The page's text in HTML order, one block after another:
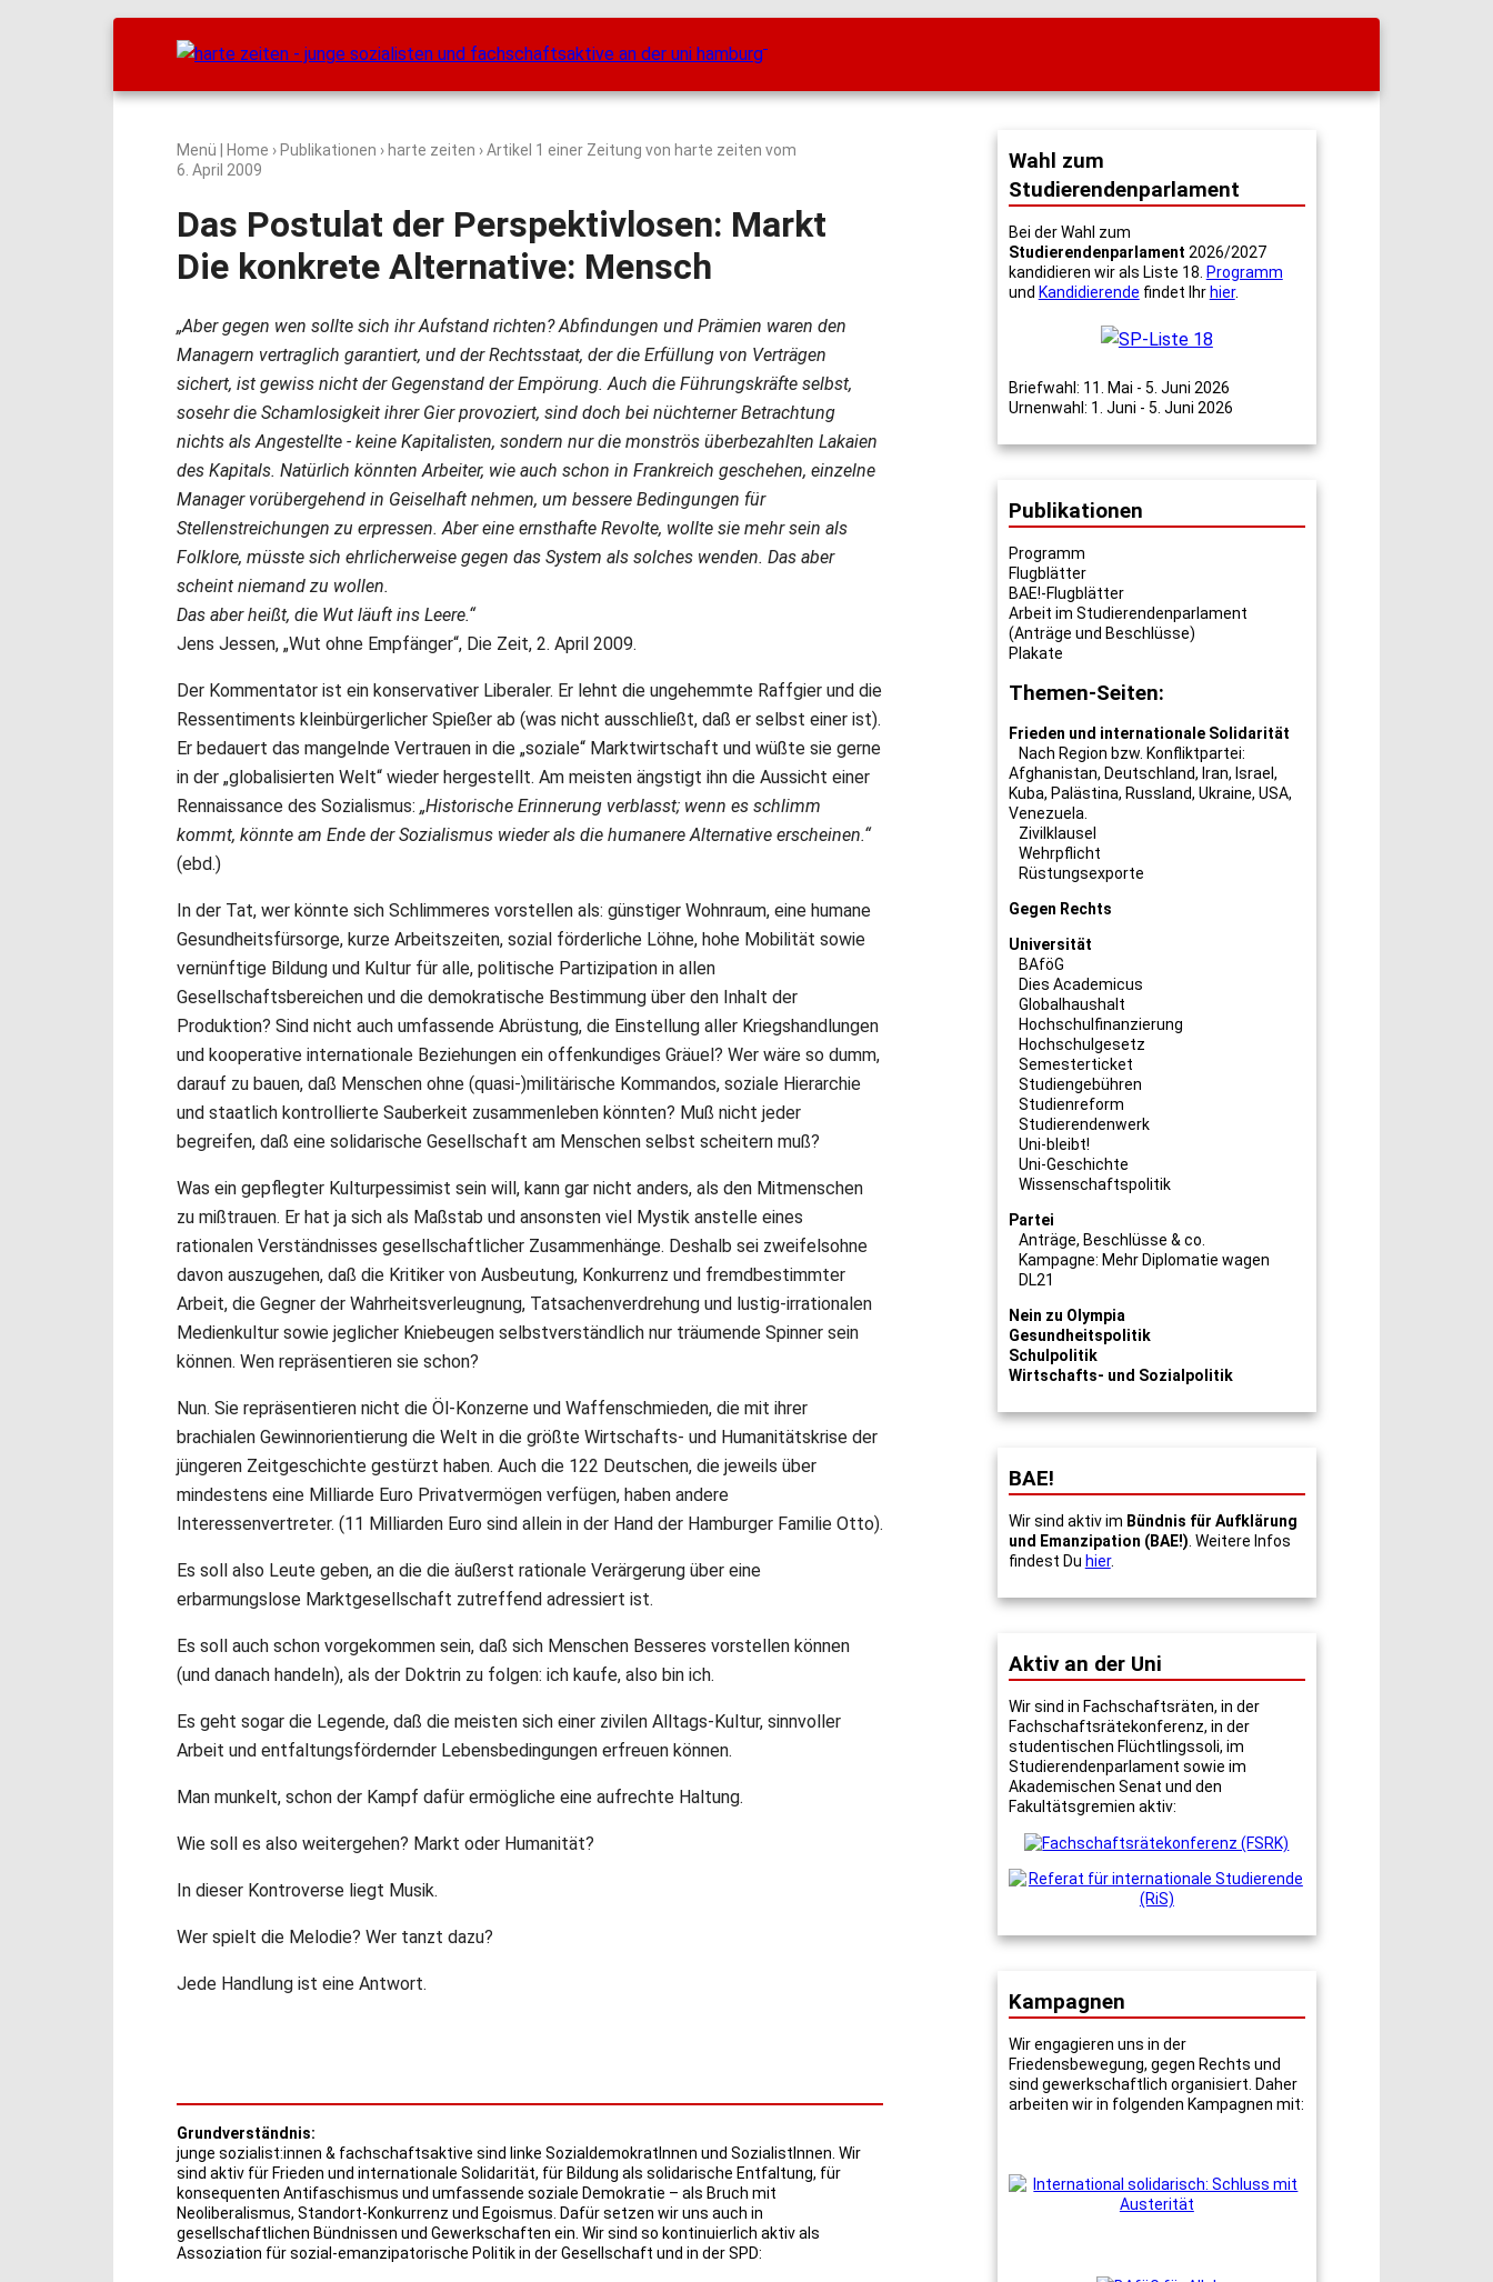
Menü Home › Publikationen › harte zeiten › Artikel 1 einer Zeitung von harte zeiten vom
6. April 2009
Das Postulat der Perspektivlosen: Markt
Die konkrete Alternative: Mensch
„Aber gegen wen sollte sich ihr Aufstand richten? Abfindungen und Prämien waren den
Managern vertraglich garantiert, und der Rechtsstaat, der die Erfüllung von Verträgen
sichert, ist gewiss nicht der Gegenstand der Empörung. Auch die Führungskräfte selbst,
sosehr die Schamlosigkeit ihrer Gier provoziert, sind doch bei nüchterner Betrachtung
nichts als Angestellte - keine Kapitalisten, sondern nur die monströs überbezahlten Lakaien
des Kapitals. Natürlich könnten Arbeiter, wie auch schon in Frankreich geschehen, einzelne
Manager vorübergehend in Geiselhaft nehmen, um bessere Bedingungen für
Stellenstreichungen zu erpressen. Aber eine ernsthafte Revolte, wollte sie mehr sein als
Folklore, müsste sich ehrlicherweise gegen das System als solches wenden. Das aber
scheint niemand zu wollen.
Das aber heißt, die Wut läuft ins Leere.“
Jens Jessen, „Wut ohne Empfänger“, Die Zeit, 2. April 2009.
Der Kommentator ist ein konservativer Liberaler. Er lehnt die ungehemmte Raffgier und die
Ressentiments kleinbürgerlicher Spießer ab (was nicht ausschließt, daß er selbst einer ist).
Er bedauert das mangelnde Vertrauen in die „soziale“ Marktwirtschaft und wüßte sie gerne
in der „globalisierten Welt“ wieder hergestellt. Am meisten ängstigt ihn die Aussicht einer
Rennaissance des Sozialismus: „Historische Erinnerung verblasst; wenn es schlimm
kommt, könnte am Ende der Sozialismus wieder als die humanere Alternative erscheinen.“
(ebd.)
In der Tat, wer könnte sich Schlimmeres vorstellen als: günstiger Wohnraum, eine humane
Gesundheitsfürsorge, kurze Arbeitszeiten, sozial förderliche Löhne, hohe Mobilität sowie
vernünftige Bildung und Kultur für alle, politische Partizipation in allen
Gesellschaftsbereichen und die demokratische Bestimmung über den Inhalt der
Produktion? Sind nicht auch umfassende Abrüstung, die Einstellung aller Kriegshandlungen
und kooperative internationale Beziehungen ein offenkundiges Gräuel? Wer wäre so dumm,
darauf zu bauen, daß Menschen ohne (quasi-)militärische Kommandos, soziale Hierarchie
und staatlich kontrollierte Sauberkeit zusammenleben könnten? Muß nicht jeder
begreifen, daß eine solidarische Gesellschaft am Menschen selbst scheitern muß?
Was ein gepflegter Kulturpessimist sein will, kann gar nicht anders, als den Mitmenschen
zu mißtrauen. Er hat ja sich als Maßstab und ansonsten viel Mystik anstelle eines
rationalen Verständnisses gesellschaftlicher Zusammenhänge. Deshalb sei zweifelsohne
davon auszugehen, daß die Kritiker von Ausbeutung, Konkurrenz und fremdbestimmter
Arbeit, die Gegner der Wahrheitsverleugnung, Tatsachenverdrehung und lustig-irrationalen
Medienkultur sowie jeglicher Kniebeugen selbstverständlich nur träumende Spinner sein
können. Wen repräsentieren sie schon?
Nun. Sie repräsentieren nicht die Öl-Konzerne und Waffenschmieden, die mit ihrer
brachialen Gewinnorientierung die Welt in die größte Wirtschafts- und Humanitätskrise der
jüngeren Zeitgeschichte gestürzt haben. Auch die 122 Deutschen, die jeweils über
mindestens eine Milliarde Euro Privatvermögen verfügen, haben andere
Interessenvertreter. (11 Milliarden Euro sind allein in der Hand der Hamburger Familie Otto).
Es soll also Leute geben, an die die äußerst rationale Verärgerung über eine
erbarmungslose Marktgesellschaft zutreffend adressiert ist.
Es soll auch schon vorgekommen sein, daß sich Menschen Besseres vorstellen können
(und danach handeln), als der Doktrin zu folgen: ich kaufe, also bin ich.
Es geht sogar die Legende, daß die meisten sich einer zivilen Alltags-Kultur, sinnvoller
Arbeit und entfaltungsfördernder Lebensbedingungen erfreuen können.
Man munkelt, schon der Kampf dafür ermögliche eine aufrechte Haltung.
Wie soll es also weitergehen? Markt oder Humanität?
In dieser Kontroverse liegt Musik.
Wer spielt die Melodie? Wer tanzt dazu?
Jede Handlung ist eine Antwort.
Grundverständnis:
junge sozialist:innen & fachschaftsaktive sind linke SozialdemokratInnen und SozialistInnen. Wir
sind aktiv für Frieden und internationale Solidarität, für Bildung als solidarische Entfaltung, für
konsequenten Antifaschismus und umfassende soziale Demokratie – als Bruch mit
Neoliberalismus, Standort-Konkurrenz und Egoismus. Dafür setzen wir uns auch in
gesellschaftlichen Bündnissen und Gewerkschaften ein. Wir sind so kontinuierlich aktiv als
Assoziation für sozial-emanzipatorische Politik in der Gesellschaft und in der SPD:
Wahl zum
Studierendenparlament
Bei der Wahl zum
Studierendenparlament 2026/2027
kandidieren wir als Liste 18. Programm
und Kandidierende findet Ihr hier.
Briefwahl: 11. Mai - 5. Juni 2026
Urnenwahl: 1. Juni - 5. Juni 2026
Publikationen
Programm
Flugblätter
BAE!-Flugblätter
Arbeit im Studierendenparlament
(Anträge und Beschlüsse)
Plakate
Themen-Seiten:
Frieden und internationale Solidarität
Nach Region bzw. Konfliktpartei:
Afghanistan, Deutschland, Iran, Israel ,
Kuba, Palästina, Russland, Ukraine, USA,
Venezuela
Zivilklausel
Wehrpflicht
Rüstungsexporte
Gegen Rechts
Universität
BAföG
Dies Academicus
Globalhaushalt
Hochschulfinanzierung
Hochschulgesetz
Semesterticket
Studiengebühren
Studienreform
Studierendenwerk
Uni-bleibt!
Uni-Geschichte
Wissenschaftspolitik
Partei
Anträge, Beschlüsse & co.
Kampagne: Mehr Diplomatie wagen
DL21
Nein zu Olympia
Gesundheitspolitik
Schulpolitik
Wirtschafts- und Sozialpolitik
BAE!
Wir sind aktiv im Bündnis für Aufklärung
und Emanzipation (BAE!) . Weitere Infos
findest Du hier.
Aktiv an der Uni
Wir sind in Fachschaftsräten, in der
Fachschaftsrätekonferenz, in der
studentischen Flüchtlingssoli, im
Studierendenparlament sowie im
Akademischen Senat und den
Fakultätsgremien aktiv:
Kampagnen
Wir engagieren uns in der
Friedensbewegung, gegen Rechts und
sind gewerkschaftlich organisiert. Daher
arbeiten wir in folgenden Kampagnen mit: